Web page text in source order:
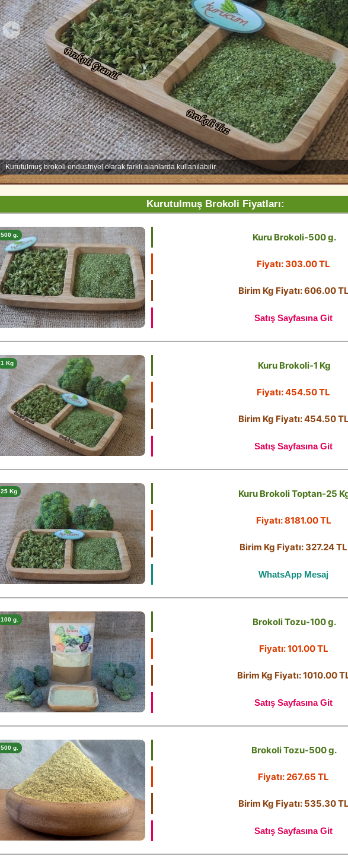
Kurutulmuş brokoli endüstriyel olarak farklı alanlarda kullanılabilir.
Kurutulmuş Brokoli Fiyatları:
500 g. Kuru Brokoli-500 g.
Fiyatı: 303.00 TL
Birim Kg Fiyatı: 606.00
Satış Sayfasına Git
1 Kg Kuru Brokoli-1 Kg
Fiyatı: 454.50 TL
Birim Kg Fiyatı: 454.50
Satış Sayfasına Git
25 Kg Kuru Brokoli Toptan-25
Fiyatı: 8181.00 TL
Birim Kg Fiyatı: 327.24 TL
WhatsApp Mesaj
100 g. Brokoli Tozu-100 g.
Fiyatı: 101.00 TL
Birim Kg Fiyatı: 1010.00
Satış Sayfasına Git
500 g. Brokoli Tozu-500 g.
Fiyatı: 267.65 TL
Birim Kg Fiyatı: 535.30
Satış Sayfasına Git